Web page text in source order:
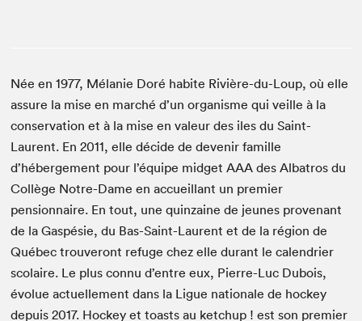
Née en 1977, Mélanie Doré habite Rivière-du-Loup, où elle
assure la mise en marché d’un organisme qui veille à la
conservation et à la mise en valeur des iles du Saint-
Laurent. En 2011, elle décide de devenir famille
d’hébergement pour l’équipe midget AAA des Albatros du
Collège Notre-Dame en accueillant un premier
pensionnaire. En tout, une quinzaine de jeunes provenant
de la Gaspésie, du Bas-Saint-Laurent et de la région de
Québec trouveront refuge chez elle durant le calendrier
scolaire. Le plus connu d’entre eux, Pierre-Luc Dubois,
évolue actuellement dans la Ligue nationale de hockey
depuis 2017. Hockey et toasts au ketchup ! est son premier